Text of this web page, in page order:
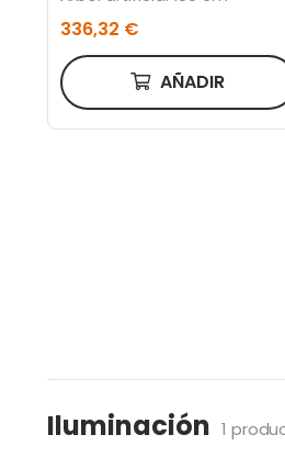
336,32 €
AÑADIR
Iluminación 1